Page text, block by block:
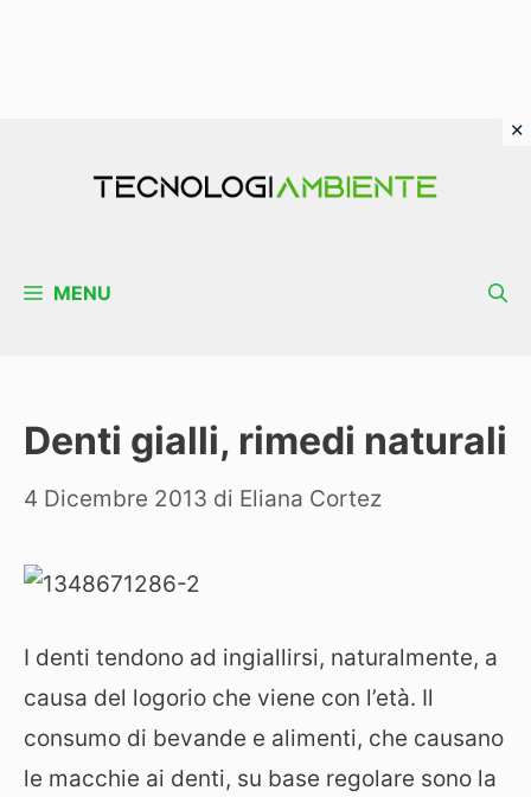
MENU
Denti gialli, rimedi naturali
4 Dicembre 2013 di Eliana Cortez
I denti tendono ad ingiallirsi, naturalmente, a
causa del logorio che viene con l’età. Il
consumo di bevande e alimenti, che causano
le macchie ai denti, su base regolare sono la